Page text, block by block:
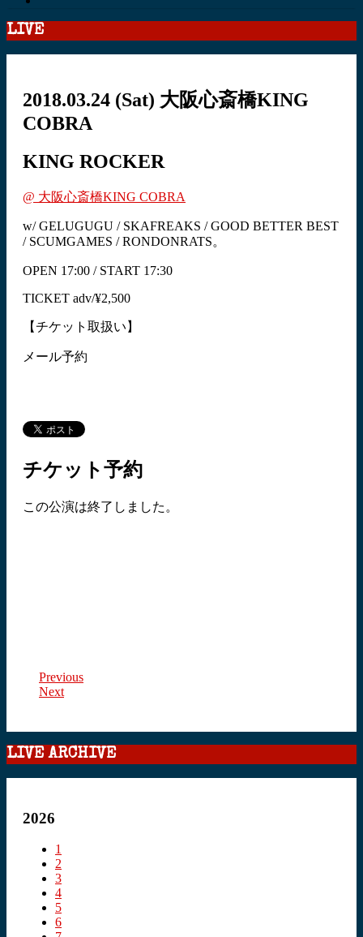
LIVE
2018.03.24 (Sat) 大阪心斎橋KING
COBRA
KING ROCKER
@ 大阪心斎橋KING COBRA
w/ GELUGUGU / SKAFREAKS / GOOD BETTER BEST
/ SCUMGAMES / RONDONRATS。
OPEN 17:00 / START 17:30
TICKET adv/¥2,500
【チケット取扱い】
メール予約
チケット予約
この公演は終了しました。
Previous
Next
LIVE ARCHIVE
2026
1
2
3
4
5
6